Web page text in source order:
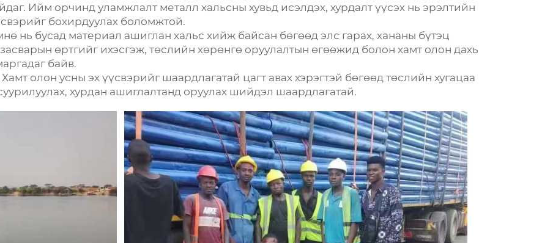
Ийм орчинд уламжлалт металл хальсны хувьд исэлдэх, хурдалт үүсэх нь эрэлтийн
бохирдуулах боломжтой.
нь бусад материал ашиглан хальс хийж байсан бөгөөд элс гарах, хананы бүтэц
өртгийг ихэсгэж, төслийн хөрөнгө оруулалтын өгөөжид болон хамт олон дахь
байв.
олон усны эх үүсвэрийг шаардлагатай цагт авах хэрэгтэй бөгөөд төслийн хугацаа
хурдан ашиглалтанд оруулах шийдэл шаардлагатай.